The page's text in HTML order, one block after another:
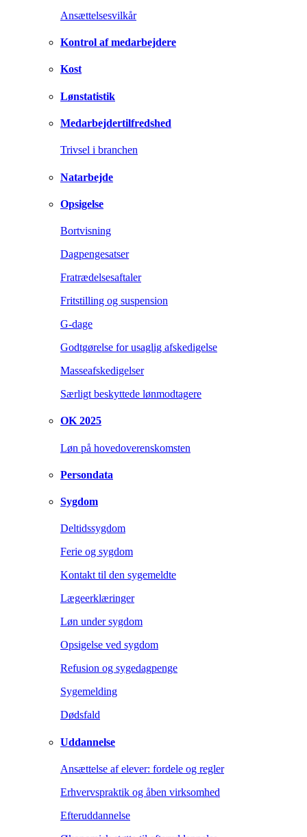
Ansættelsesvilkår
Kontrol af medarbejdere
Kost
Lønstatistik
Medarbejdertilfredshed
Trivsel i branchen
Natarbejde
Opsigelse
Bortvisning
Dagpengesatser
Fratrædelsesaftaler
Fritstilling og suspension
G-dage
Godtgørelse for usaglig afskedigelse
Masseafskedigelser
Særligt beskyttede lønmodtagere
OK 2025
Løn på hovedoverenskomsten
Persondata
Sygdom
Deltidssygdom
Ferie og sygdom
Kontakt til den sygemeldte
Lægeerklæringer
Løn under sygdom
Opsigelse ved sygdom
Refusion og sygedagpenge
Sygemelding
Dødsfald
Uddannelse
Ansættelse af elever: fordele og regler
Erhvervspraktik og åben virksomhed
Efteruddannelse